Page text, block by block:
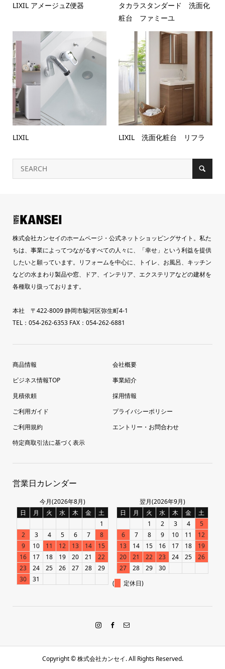
LIXIL アメージュZ便器
タカラスタンダード 洗面化
粧台 ファミーユ
LIXIL LIXIL 洗面化粧台 リフラ
株式会社カンセイのホームページ・公式ネットショッピングサイト。私た
ちは、事業によってつながるすべての人々に、「幸せ」という利益を提供
したいと願っています。リフォームを中心に、トイレ、お風呂、キッチン
などの水まわり製品や窓、ドア、インテリア、エクステリアなどの建材を
各種取り扱っております。
本社 〒422-8009 静岡市駿河区弥生町4-1
TEL：054-262-6353 FAX：054-262-6881
商品情報
ビジネス情報TOP
見積依頼
ご利用ガイド
ご利用規約
特定商取引法に基づく表示
会社概要
事業紹介
採用情報
プライバシーポリシー
エントリー・お問合わせ
営業日カレンダー
今月(2026年8月)
日
月 火 水 木 金
土
1
2
3 4 5 6 7
8
9
10 11 12 13 14
15
16
17 18 19 20 21
22
23
24 25 26 27 28
29
30
31
翌月(2026年9月)
日
月 火 水 木 金
土
1
2 3 4
5
6
7 8 9 10 11
12
13
14 15 16 17 18
19
20
21 22 23 24 25
26
27
28 29
30
(
定休日)
Copyright ©株式会社カンセイ. All Rights Reserved.